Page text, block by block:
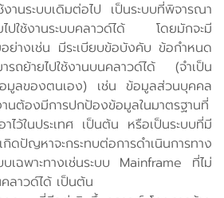
านระบบเดิมต่อไป เป็นระบบที่พิจารณา
ยไปใช้งานระบบคลาวด์ได้ โดยมักจะมี
ย่างเช่น มีระเบียบข้อบังคับ ข้อกำหนด
รถย้ายไปใช้งานบนคลาวด์ได้ (จำเป็น
มูลของตนเอง) เช่น ข้อมูลส่วนบุคคล
นต้องมีการปกป้องข้อมูลในมาตรฐานที่
ไว้ในประเทศ เป็นต้น หรือเป็นระบบที่มี
ดปัญหาจะกระทบต่อการดำเนินการทาง
เฉพาะทางเช่นระบบ Mainframe ที่ไม่
คลาวด์ได้ เป็นต้น